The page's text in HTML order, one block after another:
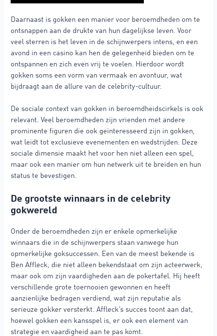
Daarnaast is gokken een manier voor beroemdheden om te
ontsnappen aan de drukte van hun dagelijkse leven. Voor
veel sterren is het leven in de schijnwerpers intens, en een
avond in een casino kan hen de gelegenheid bieden om te
ontspannen en zich even vrij te voelen. Hierdoor wordt
gokken soms een vorm van vermaak en avontuur, wat
bijdraagt aan de allure van de celebrity-cultuur.
De sociale context van gokken in beroemdheidscirkels is ook
relevant. Veel beroemdheden zijn vrienden met andere
prominente figuren die ook geïnteresseerd zijn in gokken,
wat leidt tot exclusieve evenementen en wedstrijden. Deze
sociale dimensie maakt het voor hen niet alleen een spel,
maar ook een manier om hun netwerk uit te breiden en hun
status te bevestigen.
De grootste winnaars in de celebrity
gokwereld
Onder de beroemdheden zijn er enkele opmerkelijke
winnaars die in de schijnwerpers staan vanwege hun
opmerkelijke goksuccessen. Een van de meest bekende is
Ben Affleck, die niet alleen bekendstaat om zijn acteerwerk,
maar ook om zijn vaardigheden aan de pokertafel. Hij heeft
verschillende grote toernooien gewonnen en heeft
aanzienlijke bedragen verdiend, wat zijn reputatie als
serieuze gokker versterkt. Affleck’s succes toont aan dat,
hoewel gokken een kansspel is, er ook een element van
strategie en vaardigheid aan te pas komt.